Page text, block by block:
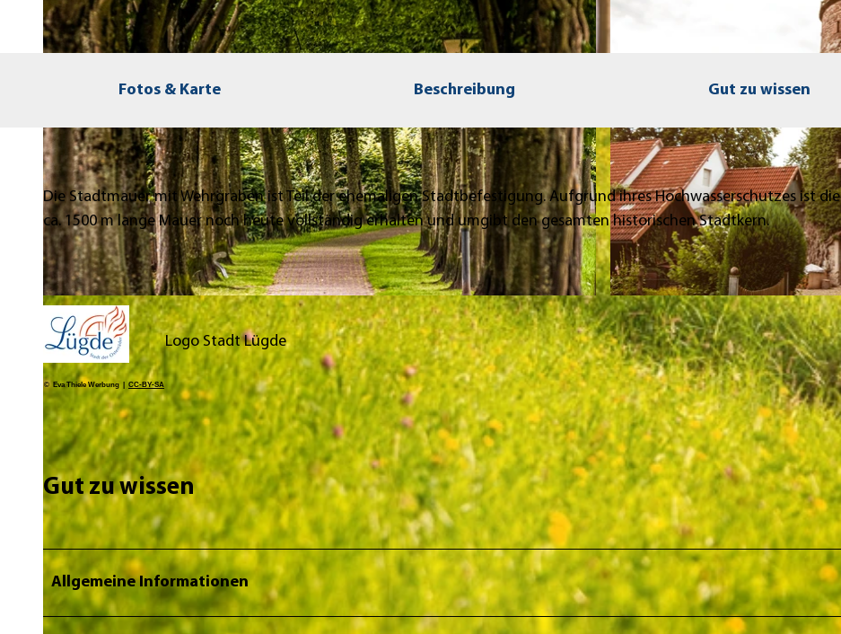
© Edelweiss Fotografie, Jessica Beuchler | CC-BY-SA © Edelweiss Fotografie, Jessica Beuchler |CC-BY-SA
Fotos & Karte Beschreibung Gut zu wissen
Die Stadtmauer mit Wehrgraben ist Teil der ehemaligen Stadtbefestigung. Aufgrund ihres Hochwasserschutzes ist die
ca. 1500 m lange Mauer noch heute vollständig erhalten und umgibt den gesamten historischen Stadtkern.
© Eva Thiele Werbung | CC-BY-SA
Logo Stadt Lügde
Gut zu wissen
Allgemeine Informationen